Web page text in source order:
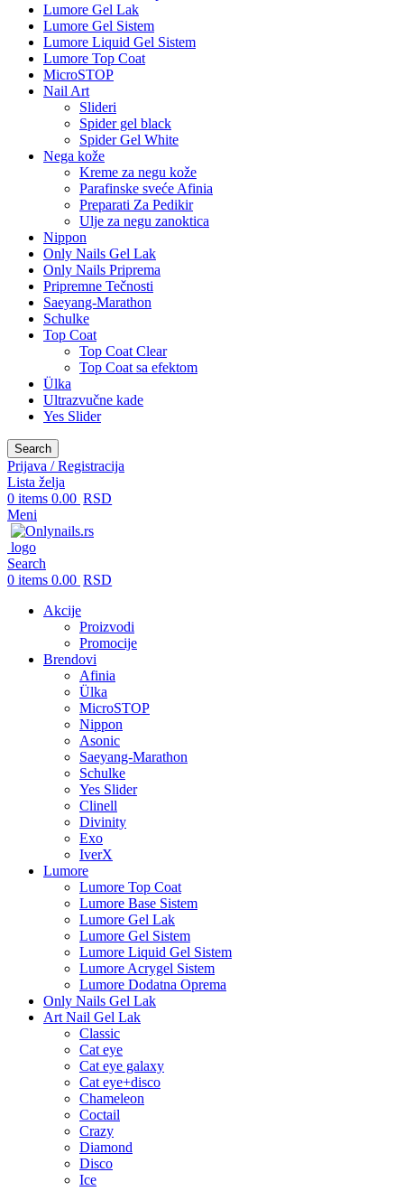
Lumore Gel Lak
Lumore Gel Sistem
Lumore Liquid Gel Sistem
Lumore Top Coat
MicroSTOP
Nail Art
Slideri
Spider gel black
Spider Gel White
Nega kože
Kreme za negu kože
Parafinske sveće Afinia
Preparati Za Pedikir
Ulje za negu zanoktica
Nippon
Only Nails Gel Lak
Only Nails Priprema
Pripremne Tečnosti
Saeyang-Marathon
Schulke
Top Coat
Top Coat Clear
Top Coat sa efektom
Ülka
Ultrazvučne kade
Yes Slider
Search
Prijava / Registracija
Lista želja
0 items 0.00 RSD
Meni
Search
0 items 0.00 RSD
Akcije
Proizvodi
Promocije
Brendovi
Afinia
Ülka
MicroSTOP
Nippon
Asonic
Saeyang-Marathon
Schulke
Yes Slider
Clinell
Divinity
Exo
IverX
Lumore
Lumore Top Coat
Lumore Base Sistem
Lumore Gel Lak
Lumore Gel Sistem
Lumore Liquid Gel Sistem
Lumore Acrygel Sistem
Lumore Dodatna Oprema
Only Nails Gel Lak
Art Nail Gel Lak
Classic
Cat eye
Cat eye galaxy
Cat eye+disco
Chameleon
Coctail
Crazy
Diamond
Disco
Ice